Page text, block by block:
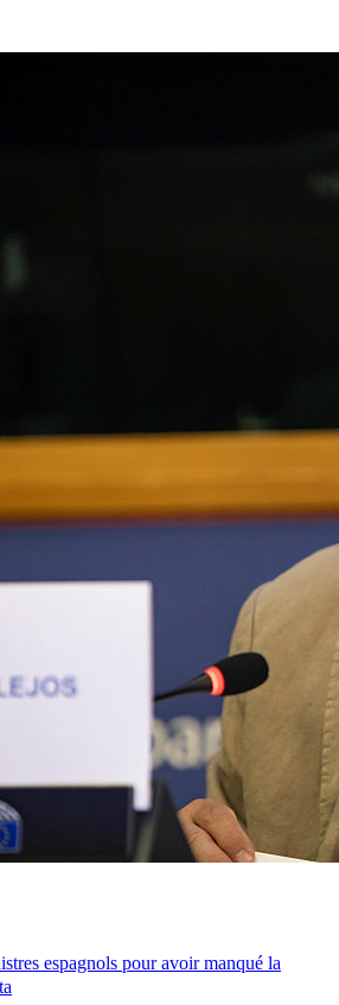
espagnols pour avoir manqué la